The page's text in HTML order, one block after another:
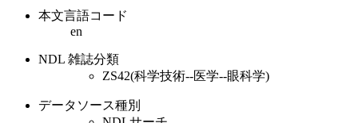
本文言語コード
en
NDL 雑誌分類
ZS42(科学技術--医学--眼科学)
データソース種別